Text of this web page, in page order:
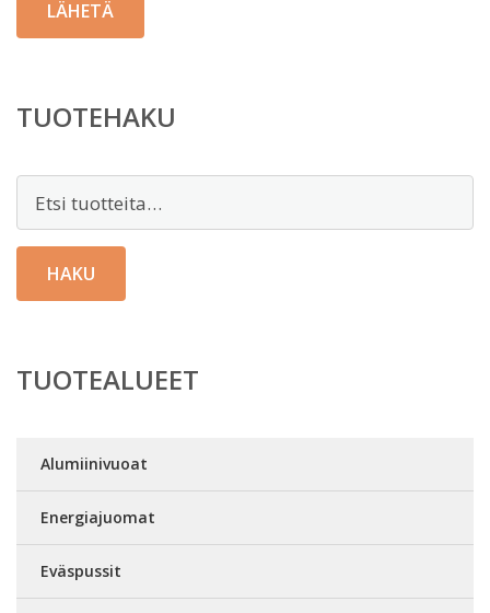
TUOTEHAKU
HAKU
TUOTEALUEET
Alumiinivuoat
Energiajuomat
Eväspussit